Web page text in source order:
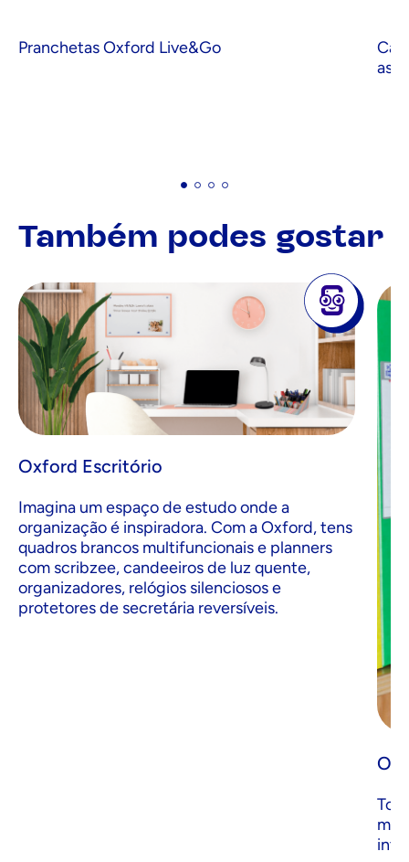
Pranchetas Oxford Live&Go
asa
Também podes gostar
Oxford Escritório
Imagina um espaço de estudo onde a
organização é inspiradora. Com a Oxford, tens
quadros brancos multifuncionais e planners
com scribzee, candeeiros de luz quente,
organizadores, relógios silenciosos e
protetores de secretária reversíveis.
Top